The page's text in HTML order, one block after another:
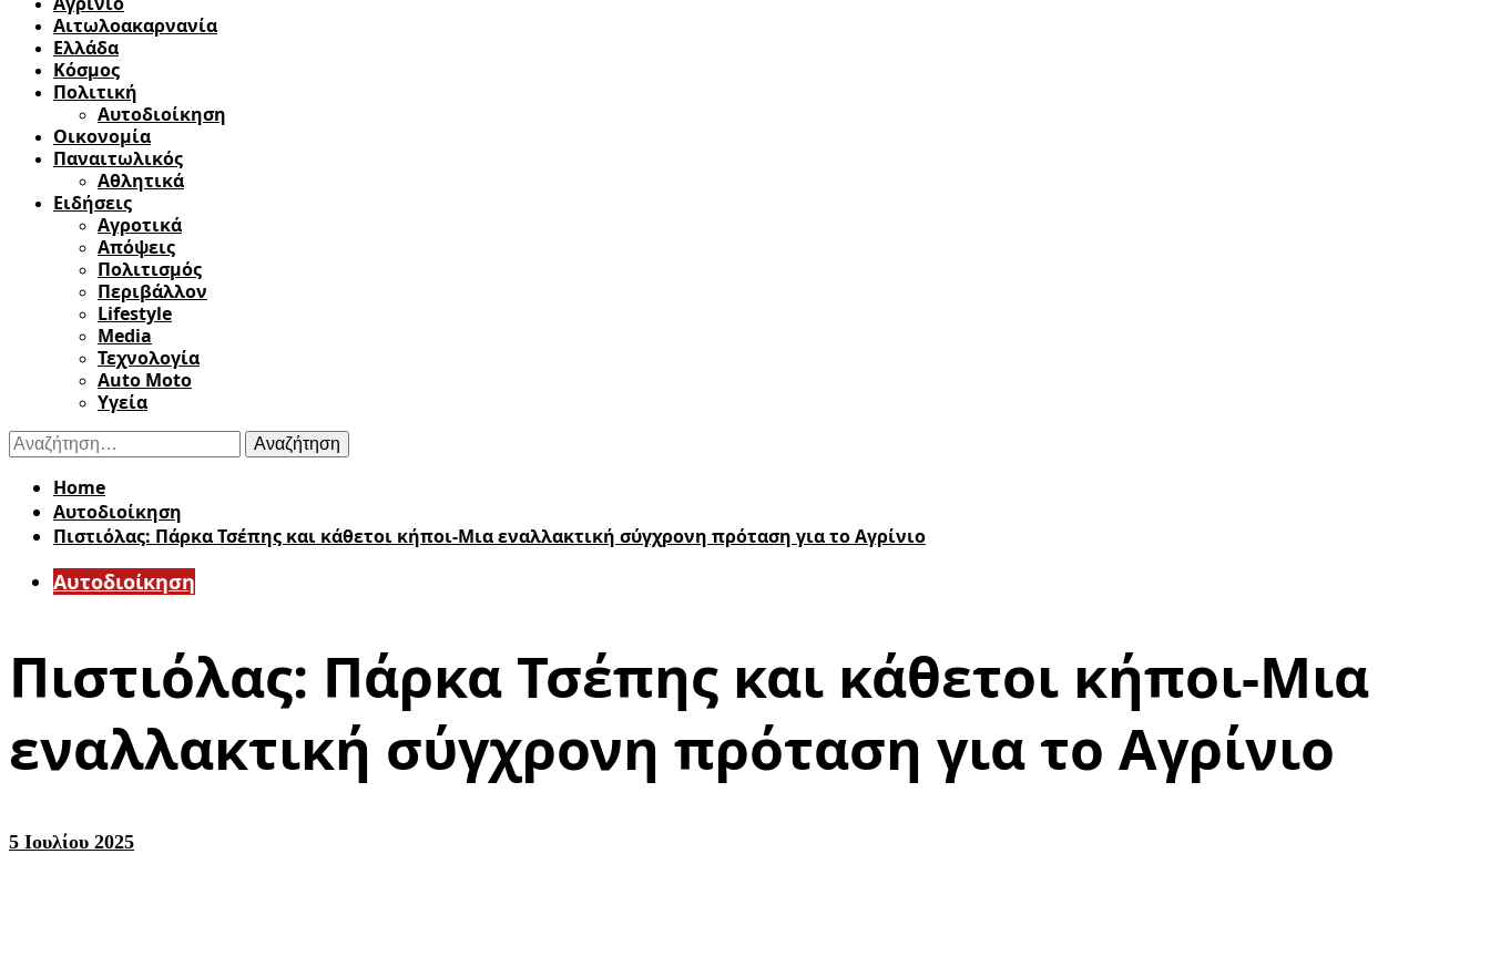
Αιτωλοακαρνανία
Ελλάδα
Κόσμος
Πολιτική
Αυτοδιοίκηση
Οικονομία
Παναιτωλικός
Αθλητικά
Ειδήσεις
Αγροτικά
Απόψεις
Πολιτισμός
Περιβάλλον
Lifestyle
Media
Τεχνολογία
Auto Moto
Υγεία
Αναζήτηση
για:
Home
Αυτοδιοίκηση
Πιστιόλας: Πάρκα Τσέπης και κάθετοι κήποι-Μια εναλλακτική σύγχρονη πρόταση για το Αγρίνιο
Αυτοδιοίκηση
Πιστιόλας: Πάρκα Τσέπης και κάθετοι κήποι-Μια
εναλλακτική σύγχρονη πρόταση για το Αγρίνιο
5 Ιουλίου 2025